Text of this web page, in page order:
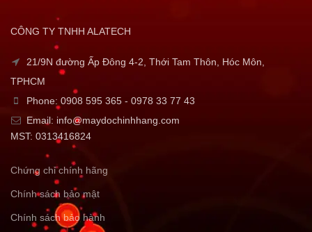
CÔNG TY TNHH ALATECH
21/9N đường Ấp Đông 4-2, Thới Tam Thôn, Hóc Môn,
TPHCM
Phone: 0908 595 365 - 0978 33 77 43
Email: info@maydochinhhang.com
MST: 0313416824
Chứng chỉ chính hãng
Chính sách bảo mật
Chính sách bảo hành